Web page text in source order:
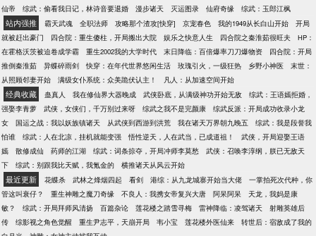
仙帝
综武：偷看我日记，林诗音要退婚 漫步诸天 灭运图录 仙府奇缘 综武：玉郎江枫
站内强推 霸天武魂 全职法师 攻略那个渣攻[快穿] 京宠春色 我的1949从长白山开始
开局
就被赶出豪门
四合院：重生傻柱，开局搬出大院 娱乐之快意人生 四合院之秦淮茹很旺夫
HP：
在霍格沃茨被迫卷成学霸
重生2002我的大学时代 末日降临：百倍爆率刀刀爆物资
四合院：开局
推倒秦淮茹
异蝶碎雨剑 快穿：在年代世界悠闲生活 玫瑰引火，一级狂热 乡野小神医
末世：
从照顾邻妻开始
满级女仆系统：众美跪伏认主！ 凡人：从加速空间开始
经典收藏 蛊真人 我在修仙界大器晚成 武侠卧底，从满级神功开始无敌
综武：王语嫣拒婚，
强娶李青萝
武侠，女侠们，千万别过来呀 综武之我不是完颜康
综武反派：开局成功收录小龙
女
国运之战：我以妖族镇诸天 从武侠到西游到洪荒 我在诸天万界朝九晚五
综武：我是段誉我
怕谁
综武：人在北凉，挂机就能变强 悟性逆天，人在武当，已成道祖！
武侠，开局迎娶王语
嫣
散修成仙 药师的江湖 综武：词条掠夺，开局冲师李莫愁
武侠：召唤李淳纲，朕已无敌天
下
综武：别跟我比天赋，我氪金的 横推诸天从风云开始
最近更新 花蝶杀 武林之烽烟四起 看剑 港综：从九龙城寨开始当大佬
一掌拍死次代种，你
管这叫衰仔？
重生神雕之魔刀奇缘 不良人：我携女帝复兴大唐 阿呆阿呆
天龙，我妈是康
敏？
综武：开局拜师风清扬 百篇杂论 莲花楼之踏雪寻梅 雷神降临：凌驾诸天
射雕英雄后
传
综影视之角色觉醒 重生尹志平，天崩开局 韦小宝 莲花楼外医仙来
转世后：宿敌成了我的